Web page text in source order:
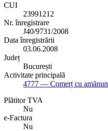
CUI
23991212
Nr. înregistrare
J40/9731/2008
Data înregistrării
03.06.2008
Județ
București
Activitate principală
4777 — Comerț cu
Plătitor TVA
Nu
e-Factura
Nu